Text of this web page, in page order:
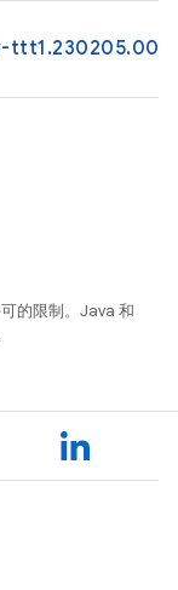
的限制。Java 和